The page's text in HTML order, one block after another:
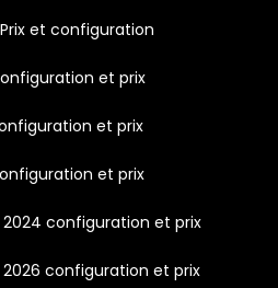
et configuration
et prix
et prix
et prix
configuration et prix
configuration et prix